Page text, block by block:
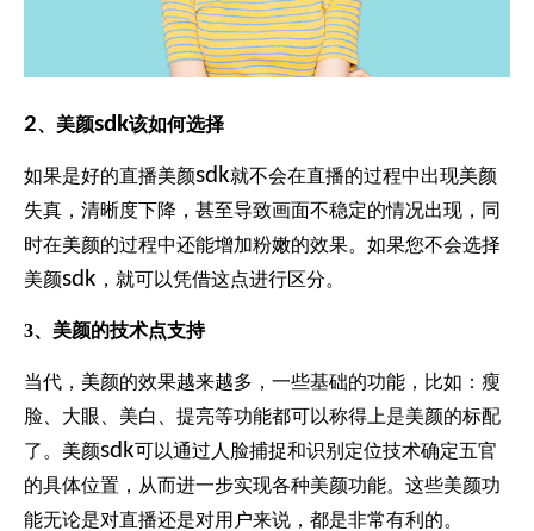
2、美颜sdk该如何选择
如果是好的直播美颜sdk就不会在直播的过程中出现美颜
失真，清晰度下降，甚至导致画面不稳定的情况出现，同
时在美颜的过程中还能增加粉嫩的效果。如果您不会选择
美颜sdk ，就可以凭借这点进行区分。
3、美颜的技术点支持
当代，美颜的效果越来越多，一些基础的功能，比如：瘦
脸、大眼、美白、提亮等功能都可以称得上是美颜的标配
了。美颜sdk可以通过人脸捕捉和识别定位技术确定五官
的具体位置，从而进一步实现各种美颜功能。这些美颜功
能无论是对直播还是对用户来说，都是非常有利的。